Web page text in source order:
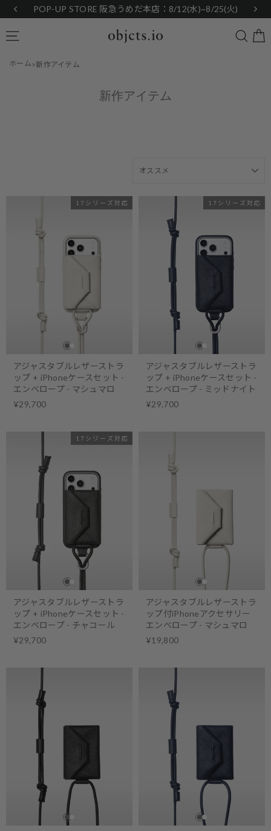
content
POP-UP STORE 阪急うめだ本店：8/12(水)~8/25(火)
ホーム 新作アイテム
新作アイテム
17シリーズ対応
アジャスタブルレザーストラ
ップ + iPhoneケースセット -
エンベロープ - マシュマロ
¥29,700
17シリーズ対応
アジャスタブルレザーストラ
ップ + iPhoneケースセット -
エンベロープ - ミッドナイト
¥29,700
17シリーズ対応
アジャスタブルレザーストラ
ップ + iPhoneケースセット -
エンベロープ - チャコール
¥29,700
アジャスタブルレザーストラ
ップ付iPhoneアクセサリー
エンベロープ - マシュマロ
¥19,800